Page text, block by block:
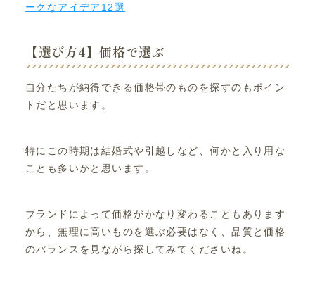
ークなアイデア12選
【選び方4】価格で選ぶ
自分たちが納得できる価格帯のものを探すのもポイン
トだと思います。
特にこの時期は結婚式や引越しなど、何かと入り用な
ことも多いかと思います。
ブランドによって価格がかなり変わることもあります
から、無理に高いものを選ぶ必要はなく、品質と価格
のバランスを見ながら探してみてくださいね。